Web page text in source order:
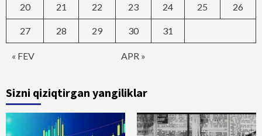
« FEV APR »
20 21 22 23 24 25 26
27 28 29 30 31
Sizni qiziqtirgan yangiliklar